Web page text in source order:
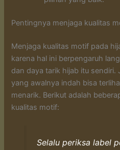
Pentingnya menjaga kualitas
Menjaga kualitas motif pada
karena hal ini berpengaruh
dan daya tarik hijab itu sendiri.
yang awalnya indah bisa
menarik. Berikut adalah
kualitas motif:
Selalu periksa label